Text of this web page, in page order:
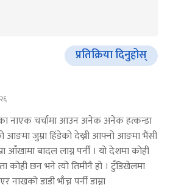
प्रतिक्रिया दिनुहोस्
नाएक चर्चामा आउन अनेक अनेक हत्कन्डा
आङमा जुम्रा हिंडेको देख्नी आफ्नो आङमा भैंसी
आँखामा बादल लाग्न पर्नी । यो देशमा कोही
कोही छन भने त्यो तिमीनै हो । टुँडिखेलमा
नाखको डाडी भाँच्न पर्नी डाम्ना